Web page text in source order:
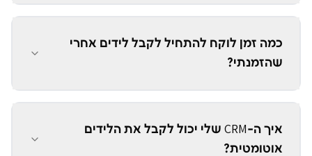
כמה זמן לוקח להתחיל לקבל לידים אחרי
שהזמנתי?
איך ה-CRM שלי יכול לקבל את הלידים
אוטומטית?